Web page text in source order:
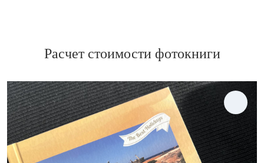
Расчет стоимости фотокниги